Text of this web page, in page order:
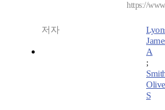
https://
저자
A
;
S